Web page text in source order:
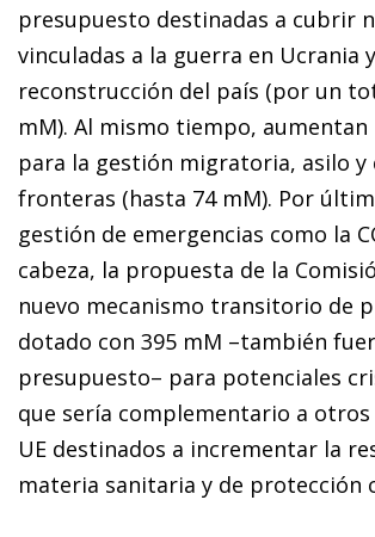
presupuesto destinadas a cubrir
vinculadas a la guerra en Ucrania
reconstrucción del país (por un
mM). Al mismo tiempo,
para la gestión migratoria, asilo y
fronteras (hasta 74 mM). Por
gestión de emergencias como la
cabeza, la propuesta de la
nuevo mecanismo transitorio de
dotado con 395 mM –también
presupuesto– para potenciales
que sería complementario a
UE destinados a incrementar la
materia sanitaria y de protección